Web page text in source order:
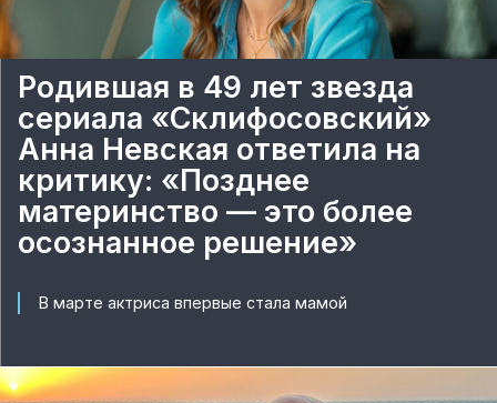
Родившая в 49 лет звезда
сериала «Склифосовский»
Анна Невская ответила на
критику: «Позднее
материнство — это более
осознанное решение»
В марте актриса впервые стала мамой